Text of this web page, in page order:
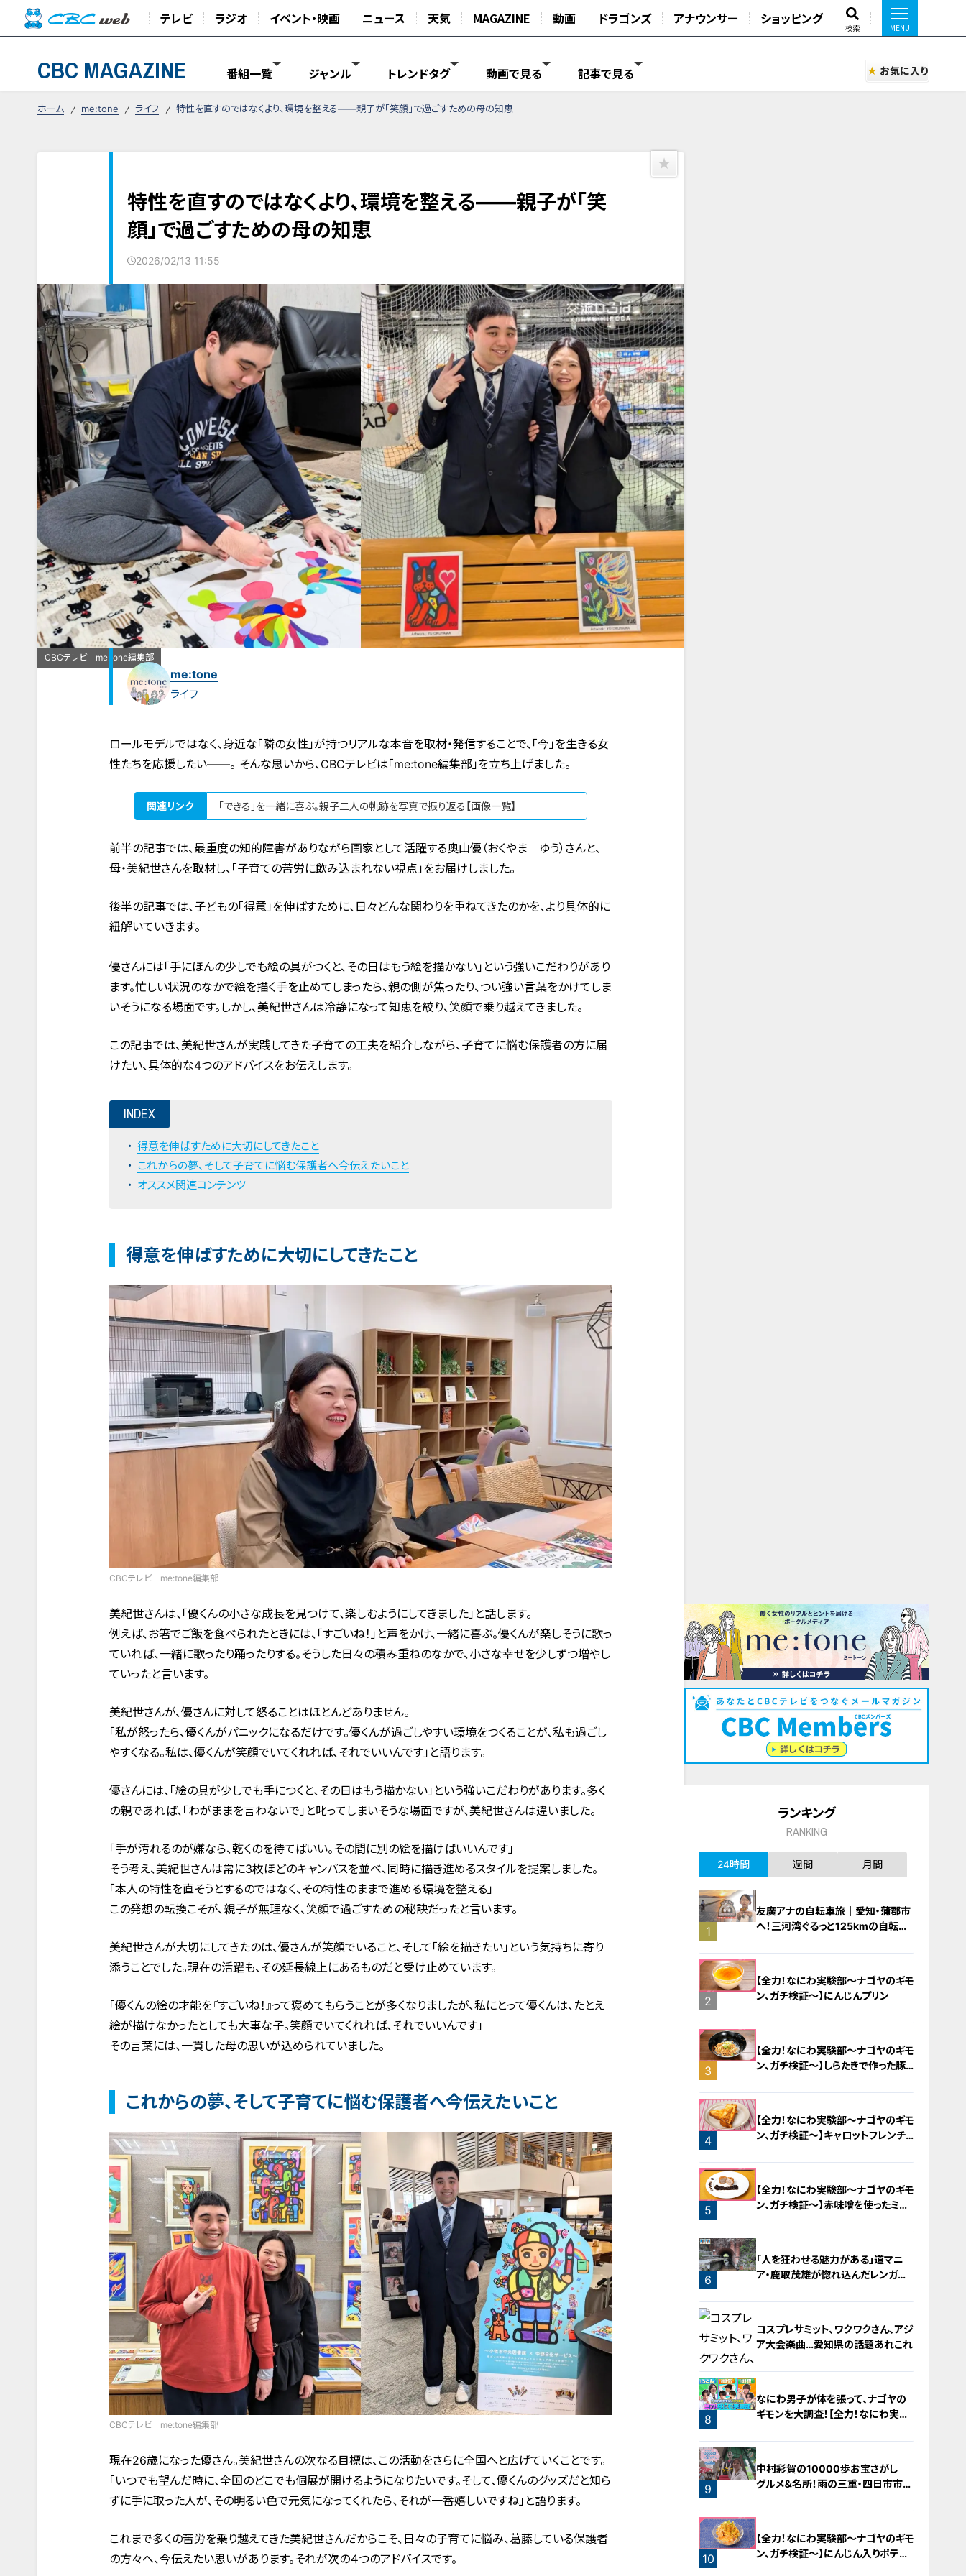
テレビ ラジオ イベント・映画 ニュース 天気 MAGAZINE 動画 ドラゴンズ アナウンサー ショッピング
検索
CBC MAGAZINE 番組一覧 ジャンル トレンドタグ 動画で見る 記事で見る お気に入り
ホーム me:tone ライフ 特性を直すのではなくより、環境を整える——親子が「笑顔」で過ごすための母の知恵
特性を直すのではなくより、環境を整える——親子が「笑
顔」で過ごすための母の知恵
2026/02/13 11:55
CBCテレビ me:tone編集部
me:tone
ライフ
ロールモデルではなく、身近な「隣の女性」が持つリアルな本音を取材・発信することで、「今」を生きる女
性たちを応援したい――。 そんな思いから、CBCテレビは「me:tone編集部」を立ち上げました。
関連リンク 「できる」を一緒に喜ぶ。親子二人の軌跡を写真で振り返る【画像一覧】
前半の記事では、最重度の知的障害がありながら画家として活躍する奥山優（おくやま ゆう）さんと、
母・美紀世さんを取材し、「子育ての苦労に飲み込まれない視点」をお届けしました。
後半の記事では、子どもの「得意」を伸ばすために、日々どんな関わりを重ねてきたのかを、より具体的に
紐解いていきます。
優さんには「手にほんの少しでも絵の具がつくと、その日はもう絵を描かない」という強いこだわりがあり
ます。忙しい状況のなかで絵を描く手を止めてしまったら、親の側が焦ったり、つい強い言葉をかけてしま
いそうになる場面です。しかし、美紀世さんは冷静になって知恵を絞り、笑顔で乗り越えてきました。
この記事では、美紀世さんが実践してきた子育ての工夫を紹介しながら、子育てに悩む保護者の方に届
けたい、具体的な4つのアドバイスをお伝えします。
INDEX
得意を伸ばすために大切にしてきたこと
これからの夢、そして子育てに悩む保護者へ今伝えたいこと
オススメ関連コンテンツ
得意を伸ばすために大切にしてきたこと
CBCテレビ me:tone編集部
美紀世さんは、「優くんの小さな成長を見つけて、楽しむようにしてきました」と話します。
例えば、お箸でご飯を食べられたときには、「すごいね！」と声をかけ、一緒に喜ぶ。優くんが楽しそうに歌っ
ていれば、一緒に歌ったり踊ったりする。そうした日々の積み重ねのなかで、小さな幸せを少しずつ増やし
ていったと言います。
美紀世さんが、優さんに対して怒ることはほとんどありません。
「私が怒ったら、優くんがパニックになるだけです。優くんが過ごしやすい環境をつくることが、私も過ごし
やすくなる。私は、優くんが笑顔でいてくれれば、それでいいんです」と語ります。
優さんには、「絵の具が少しでも手につくと、その日はもう描かない」という強いこだわりがあります。多く
の親であれば、「わがままを言わないで」と叱ってしまいそうな場面ですが、美紀世さんは違いました。
「手が汚れるのが嫌なら、乾くのを待てばいい。その間に別の絵を描けばいいんです」
そう考え、美紀世さんは常に3枚ほどのキャンバスを並べ、同時に描き進めるスタイルを提案しました。
「本人の特性を直そうとするのではなく、その特性のままで進める環境を整える」
この発想の転換こそが、親子が無理なく、笑顔で過ごすための秘訣だったと言います。
美紀世さんが大切にしてきたのは、優さんが笑顔でいること、そして「絵を描きたい」という気持ちに寄り
添うことでした。現在の活躍も、その延長線上にあるものだと受け止めています。
「優くんの絵の才能を『すごいね！』って褒めてもらうことが多くなりましたが、私にとって優くんは、たとえ
絵が描けなかったとしても大事な子。笑顔でいてくれれば、それでいいんです」
その言葉には、一貫した母の思いが込められていました。
これからの夢、そして子育てに悩む保護者へ今伝えたいこと
CBCテレビ me:tone編集部
現在26歳になった優さん。美紀世さんの次なる目標は、この活動をさらに全国へと広げていくことです。
「いつでも望んだ時に、全国のどこでも個展が開けるようになりたいです。そして、優くんのグッズだと知ら
ずに手に取った人が、その明るい色で元気になってくれたら、それが一番嬉しいですね」と語ります。
これまで多くの苦労を乗り越えてきた美紀世さんだからこそ、日々の子育てに悩み、葛藤している保護者
の方々へ、今伝えたい思いがあります。それが次の４つのアドバイスです。
ランキング
RANKING
24時間 週間 月間
1
友廣アナの自転車旅｜愛知・蒲郡市
へ！三河湾ぐるっと125kmの自転車
2
【全力！なにわ実験部～ナゴヤのギモ
ン、ガチ検証～】にんじんプリン
3
【全力！なにわ実験部～ナゴヤのギモ
ン、ガチ検証～】しらたきで作った豚
4
【全力！なにわ実験部～ナゴヤのギモ
ン、ガチ検証～】キャロットフレンチ
5
【全力！なにわ実験部～ナゴヤのギモ
ン、ガチ検証～】赤味噌を使ったミル
6
「人を狂わせる魅力がある」道マニ
ア・鹿取茂雄が惚れ込んだレンガの
7
コスプレサミット、ワクワクさん、アジ
ア大会楽曲…愛知県の話題あれこれ
8
なにわ男子が体を張って、ナゴヤの
ギモンを大調査！【全力！なにわ実験
9
中村彩賀の10000歩お宝さがし｜
グルメ＆名所！雨の三重・四日市市で
10
【全力！なにわ実験部～ナゴヤのギモ
ン、ガチ検証～】にんじん入りポテト